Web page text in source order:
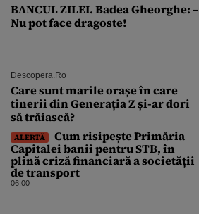
BANCUL ZILEI. Badea Gheorghe: –
Nu pot face dragoste!
Descopera.ro
Care sunt marile orașe în care
tinerii din Generația Z și-ar dori
să trăiască?
ALERTĂ
Cum risipește Primăria
Capitalei banii pentru STB, în
plină criză financiară a societății
de transport
06:00